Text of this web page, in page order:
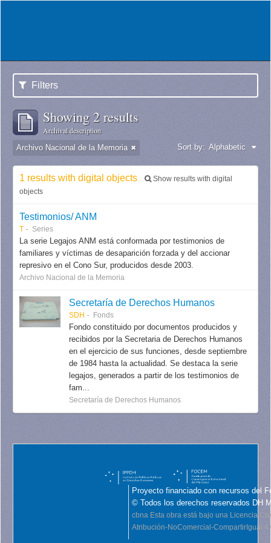
Filters
Showing 2 results
Archival description
Archivo Nacional de la Memoria Sort by: Alphabetic
1 results with digital objects
Show results with digital
objects
Testimonios/ ANM
T Series
La serie Legajos ANM está conformada por testimonios de
familiares y víctimas de desaparición forzada y del accionar
represivo en el Cono Sur, producidos desde 2003.
Archivo Nacional de la Memoria
Secretaría de Derechos Humanos
SDH Fonds
Fondo constituido por documentos producidos y
recibidos por la Secretaria de Derechos Humanos
en el ejercicio de sus funciones, desde septiembre
de 1984 hasta la actualidad. Se destaca la serie
legajos, generados a partir de los testimonios de
fam...
Secretaría de Derechos Humanos
Proyecto financiado con recursos del
© Todos los derechos reservados DH
cbna Esta obra está bajo una Licencia
Atribución-NoComercial-CompartirIgual